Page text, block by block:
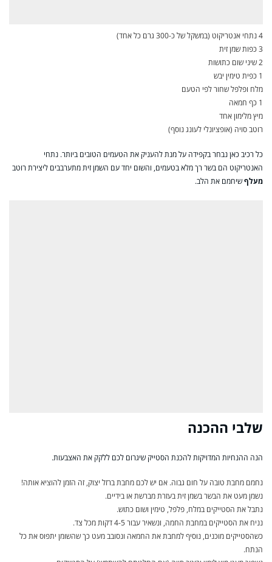
4 נתחי אנטריקוט (במשקל של כ-300 גרם כל אחד)
3 כפות שמן זית
2 שיני שום כתושות
1 כפית טימין יבש
מלח ופלפל שחור לפי הטעם
1 כף חמאה
מיץ מלימון אחד
רוטב סויה (אופציונלי לעונג נוסף)
כל רכיב כאן נבחר בקפידה על מנת להעניק את הטעמים הטובים ביותר. נתחי
האנטריקוט הם בשר רך מלא בטעמים, והשום יחד עם השמן זית מתערבבים ליצירת רוטב
מעלףשיחמם את הלב.
שלבי ההכנה
הנה ההנחיות המדויקות להכנת הסטייק שיגרום לכם ללקק את האצבעות.
נחמם מחבת טובה על חום גבוה. אם יש לכם מחבת ברזל יצוק, זה הזמן להוציא אותה!
נשמן מעט את הבשר בשמן זית בעזרת מברשת או בידיים.
נתבל את הסטייקים במלח, פלפל, טימין ושום כתוש.
נניח את הסטייקים במחבת החמה, ונשאיר עבור 4-5 דקות מכל צד.
כשהסטייקים מוכנים, נוסיף למחבת את החמאה ונסובב מעט כך שהשומן יתפוס את כל
הנתח.